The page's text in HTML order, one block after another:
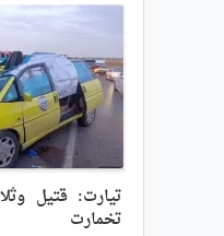
تيارت: قتيل
تخمارت